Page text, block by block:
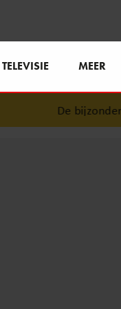
TELEVISIE MEER
De bijzondere